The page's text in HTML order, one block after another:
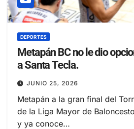
DEPORTES
Metapán BC no le dio
a Santa Tecla.
JUNIO 25, 2026
Metapán a la gran final del
de la Liga Mayor de
y ya conoce…